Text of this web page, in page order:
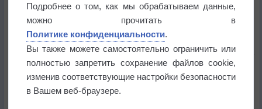
Атмосфера начала замерзать
В Приморье обнаружены морские волны тепла
Изменение климата повлияло на ареал обитания
Подробнее о том, как мы обрабатываем данные,
можно прочитать в
Политике конфиденциальности.
Вы также можете самостоятельно ограничить или
полностью запретить сохранение файлов cookie,
изменив соответствующие настройки безопасности
в Вашем веб-браузере.